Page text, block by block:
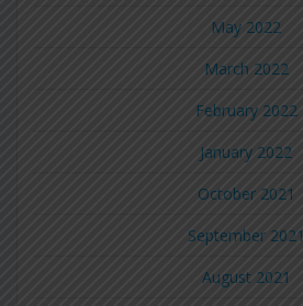
May 2022
March 2022
February 2022
January 2022
October 2021
September 2021
August 2021